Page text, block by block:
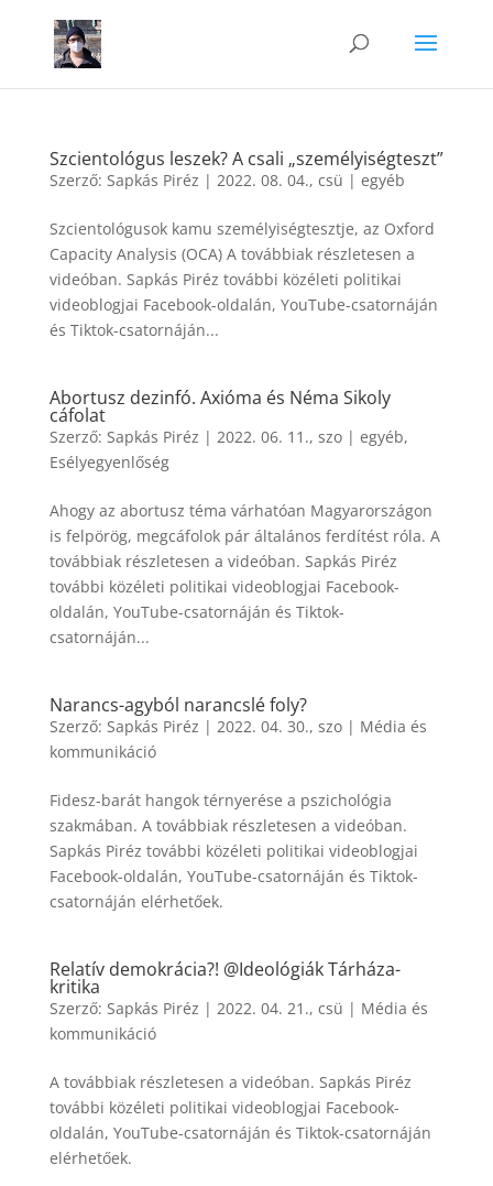
Szcientológus leszek? A csali „személyiségteszt”
Szerző: Sapkás Piréz | 2022. 08. 04., csü | egyéb
Szcientológusok kamu személyiségtesztje, az Oxford
Capacity Analysis (OCA) A továbbiak részletesen a
videóban. Sapkás Piréz további közéleti politikai
videoblogjai Facebook-oldalán, YouTube-csatornáján
és Tiktok-csatornáján...
Abortusz dezinfó. Axióma és Néma Sikoly
cáfolat
Szerző: Sapkás Piréz | 2022. 06. 11., szo| egyéb,
Esélyegyenlőség
Ahogy az abortusz téma várhatóan Magyarországon
is felpörög, megcáfolok pár általános ferdítést róla. A
továbbiak részletesen a videóban. Sapkás Piréz
további közéleti politikai videoblogjai Facebook-
oldalán, YouTube-csatornáján és Tiktok-
csatornáján...
Narancs-agyból narancslé foly?
Szerző: Sapkás Piréz | 2022. 04. 30., szo| Média és
kommunikáció
Fidesz-barát hangok térnyerése a pszichológia
szakmában. A továbbiak részletesen a videóban.
Sapkás Piréz további közéleti politikai videoblogjai
Facebook-oldalán, YouTube-csatornáján és Tiktok-
csatornáján elérhetőek.
Relatív demokrácia?! @Ideológiák Tárháza-
kritika
Szerző: Sapkás Piréz | 2022. 04. 21., csü | Média és
kommunikáció
A továbbiak részletesen a videóban. Sapkás Piréz
további közéleti politikai videoblogjai Facebook-
oldalán, YouTube-csatornáján és Tiktok-csatornáján
elérhetőek.